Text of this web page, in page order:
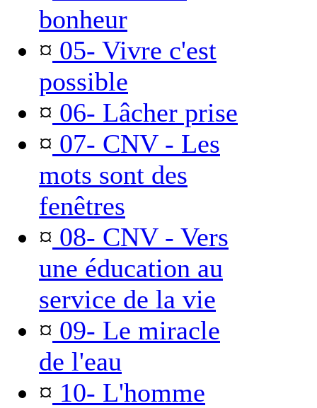
bonheur
¤ 05- Vivre c'est
possible
¤ 06- Lâcher prise
¤ 07- CNV - Les
mots sont des
fenêtres
¤ 08- CNV - Vers
une éducation au
service de la vie
¤ 09- Le miracle
de l'eau
¤ 10- L'homme